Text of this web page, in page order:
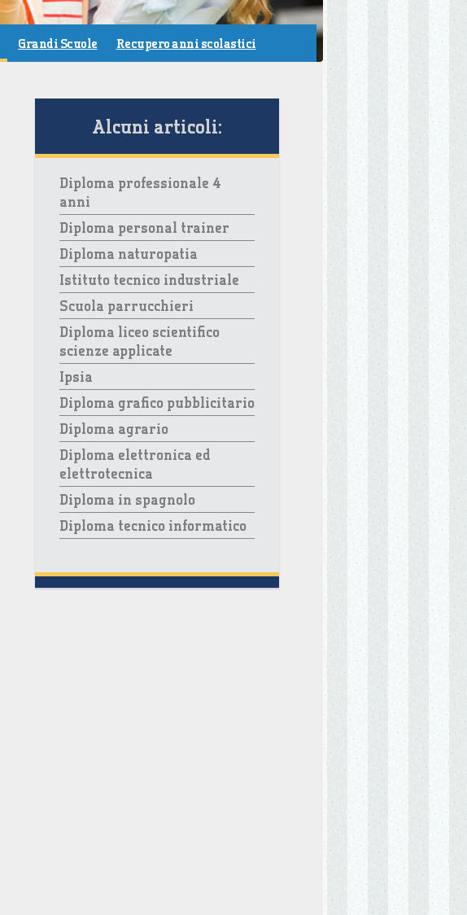
Grandi Scuole Recupero anni scolastici
Alcuni articoli:
Diploma professionale 4
anni
Diploma personal trainer
Diploma naturopatia
Istituto tecnico industriale
Scuola parrucchieri
Diploma liceo scientifico
scienze applicate
Ipsia
Diploma grafico pubblicitario
Diploma agrario
Diploma elettronica ed
elettrotecnica
Diploma in spagnolo
Diploma tecnico informatico